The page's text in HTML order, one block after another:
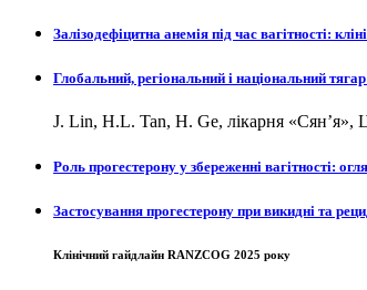
Залізодефіцитна анемія під час вагітності:
Глобальний, регіональний і національний
J. Lin, H.L. Tan, H. Ge, лікарня
Роль прогестерону у збереженні вагітності:
Застосування прогестерону при викидні та
Клінічний гайдлайн RANZCOG 2025 року